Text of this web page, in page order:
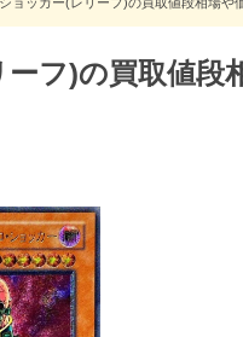
フ)の買取値段